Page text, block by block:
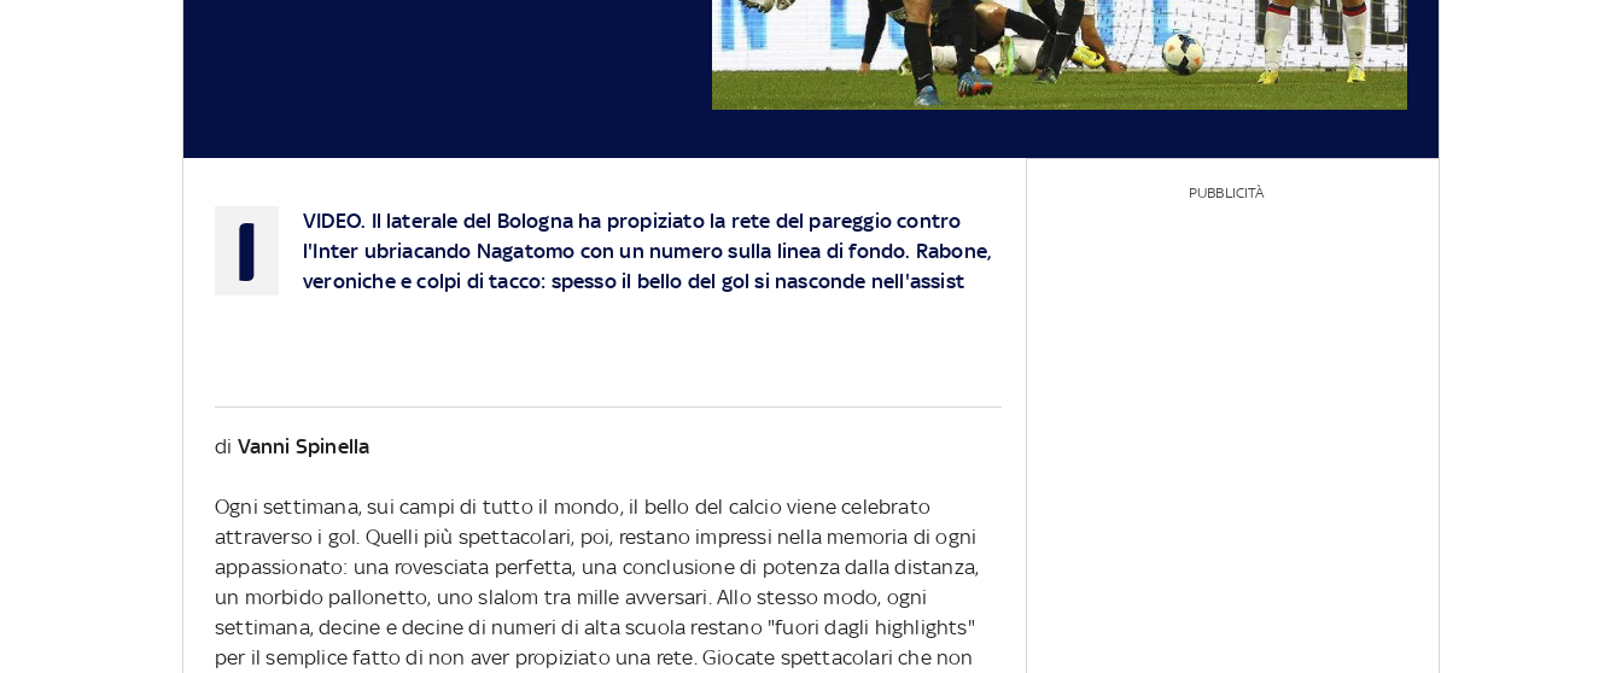
I VIDEO. Il laterale del Bologna ha propiziato la rete del pareggio contro
l'Inter ubriacando Nagatomo con un numero sulla linea di fondo. Rabone,
veroniche e colpi di tacco: spesso il bello del gol si nasconde nell'assist
di Vanni Spinella
Ogni settimana, sui campi di tutto il mondo, il bello del calcio viene celebrato
attraverso i gol. Quelli più spettacolari, poi, restano impressi nella memoria di ogni
appassionato: una rovesciata perfetta, una conclusione di potenza dalla distanza,
un morbido pallonetto, uno slalom tra mille avversari. Allo stesso modo, ogni
settimana, decine e decine di numeri di alta scuola restano "fuori dagli highlights"
per il semplice fatto di non aver propiziato una rete. Giocate spettacolari che non
PUBBLICITÀ